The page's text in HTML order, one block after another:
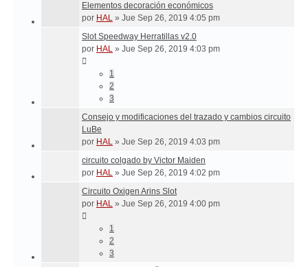
Elementos decoración económicos
por HAL » Jue Sep 26, 2019 4:05 pm
Slot Speedway Herratillas v2.0
por HAL » Jue Sep 26, 2019 4:03 pm
1
2
3
Consejo y modificaciones del trazado y cambios circuito
LuBe
por HAL » Jue Sep 26, 2019 4:03 pm
circuito colgado by Victor Maiden
por HAL » Jue Sep 26, 2019 4:02 pm
Circuito Oxigen Arins Slot
por HAL » Jue Sep 26, 2019 4:00 pm
1
2
3